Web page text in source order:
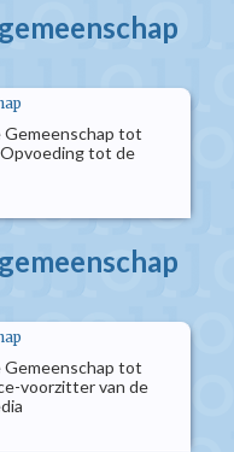
Gemeenschap tot
Opvoeding tot de
Gemeenschap tot
voorzitter van de